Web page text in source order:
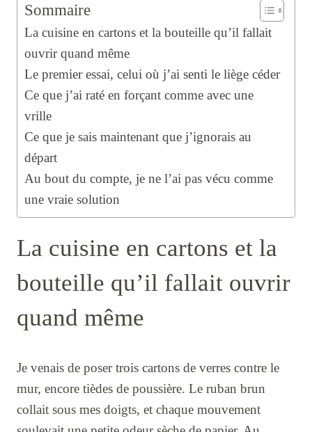
Sommaire
La cuisine en cartons et la bouteille qu’il fallait
ouvrir quand même
Le premier essai, celui où j’ai senti le liège céder
Ce que j’ai raté en forçant comme avec une
vrille
Ce que je sais maintenant que j’ignorais au
départ
Au bout du compte, je ne l’ai pas vécu comme
une vraie solution
La cuisine en cartons et la
bouteille qu’il fallait ouvrir
quand même
Je venais de poser trois cartons de verres contre le
mur, encore tièdes de poussière. Le ruban brun
collait sous mes doigts, et chaque mouvement